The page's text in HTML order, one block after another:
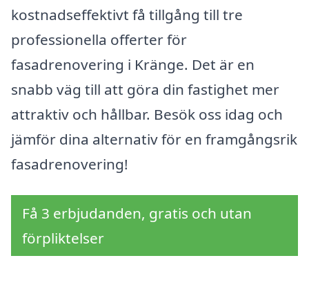
kostnadseffektivt få tillgång till tre
professionella offerter för
fasadrenovering i Kränge. Det är en
snabb väg till att göra din fastighet mer
attraktiv och hållbar. Besök oss idag och
jämför dina alternativ för en framgångsrik
fasadrenovering!
Få 3 erbjudanden, gratis och utan
förpliktelser